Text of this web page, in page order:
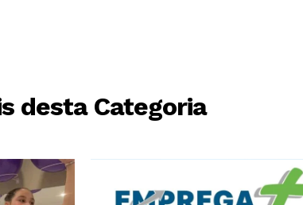
desta Categoria